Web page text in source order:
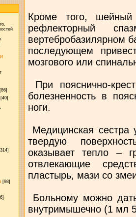
[86]
[40]
[98]
Кроме того, шейный
рефлекторный
вертебробазилярном
последующем
мозгового или
При пояснично-
болезненность в
ноги.
Медицинская сестра
твердую
оказывает тепло –
отвлекающие
пластырь, мази со
Больному можно
внутримышечно (1 мл